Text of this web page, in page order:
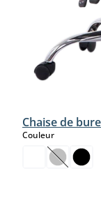
Chaise de
Couleurselect
(Cette